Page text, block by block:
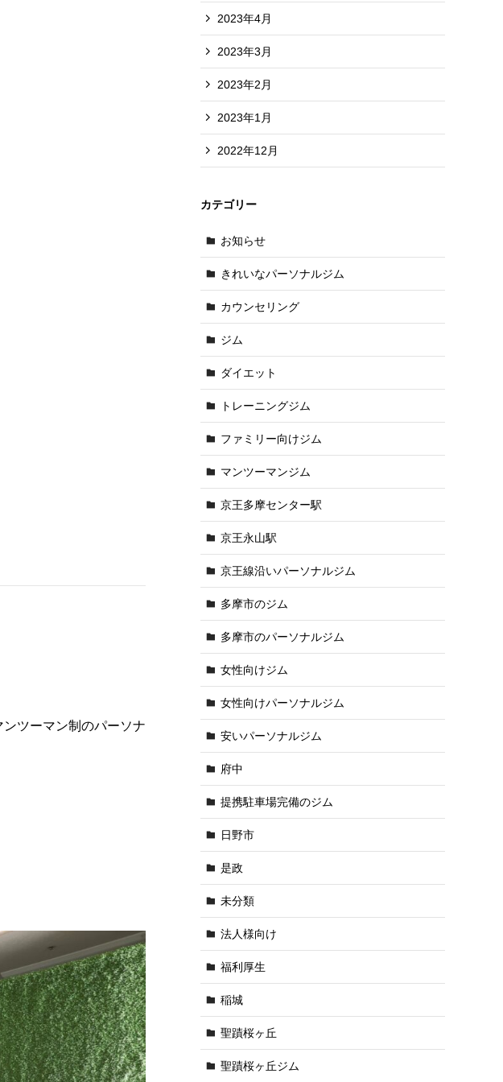
ツーマン制のパーソナ
2023年4月
2023年3月
2023年2月
2023年1月
2022年12月
カテゴリー
お知らせ
きれいなパーソナルジム
カウンセリング
ジム
ダイエット
トレーニングジム
ファミリー向けジム
マンツーマンジム
京王多摩センター駅
京王永山駅
京王線沿いパーソナルジム
多摩市のジム
多摩市のパーソナルジム
女性向けジム
女性向けパーソナルジム
安いパーソナルジム
府中
提携駐車場完備のジム
日野市
是政
未分類
法人様向け
福利厚生
稲城
聖蹟桜ヶ丘
聖蹟桜ヶ丘ジム